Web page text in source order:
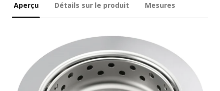
Aperçu Détails sur le produit Mesures